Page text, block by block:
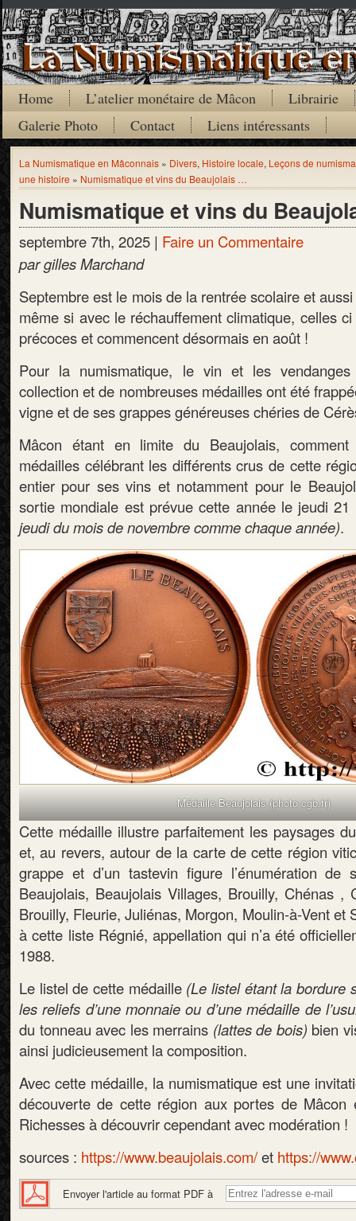
Home L’atelier monétaire de Mâcon
Librairie
Galerie Photo
Contact Liens intéressants
La Numismatique en Mâconnais » Divers, Histoire locale, Leçons de
une histoire » Numismatique et vins du Beaujolais …
Numismatique et vins du
septembre 7th, 2025 | Faire un Commentaire
par gilles Marchand
Septembre est le mois de la rentrée scolaire et
même si avec le réchauffement climatique, celles
précoces et commencent désormais en août !
Pour la numismatique, le vin et les
collection et de nombreuses médailles ont été
vigne et de ses grappes généreuses chéries de
Mâcon étant en limite du Beaujolais,
médailles célébrant les différents crus de cette
entier pour ses vins et notamment pour le
sortie mondiale est prévue cette année le jeudi
jeudi du mois de novembre comme chaque année).
Médaille Beaujolais (photo cgb.fr)
Cette médaille illustre parfaitement les paysages
et, au revers, autour de la carte de cette région
grappe et d’un tastevin figure l’énumération de
Beaujolais, Beaujolais Villages, Brouilly, Chénas ,
Brouilly, Fleurie, Juliénas, Morgon, Moulin-à-Vent et
à cette liste Régnié, appellation qui n’a été
1988.
Le listel de cette médaille (Le listel étant la bordure
les reliefs d’une monnaie ou d’une médaille de
du tonneau avec les merrains (lattes de bois) bien
ainsi judicieusement la composition.
Avec cette médaille, la numismatique est une
découverte de cette région aux portes de Mâcon
Richesses à découvrir cependant avec modération !
sources : https://www.beaujolais.com/et https://
Envoyer l'article au format PDF à